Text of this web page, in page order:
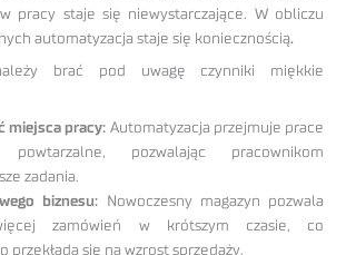
pracy staje się niewystarczające. W obliczu
automatyzacja staje się koniecznością.
brać pod uwagę czynniki miękkie
miejsca pracy: Automatyzacja przejmuje prace
pozwalając pracownikom
zadania.
biznesu: Nowoczesny magazyn pozwala
zamówień w krótszym czasie, co
przekłada się na wzrost sprzedaży.